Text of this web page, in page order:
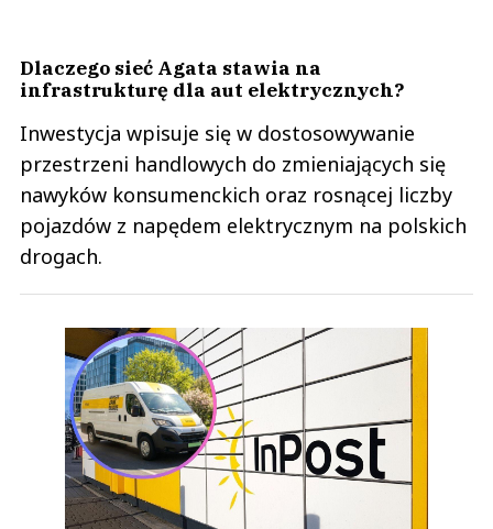
Dlaczego sieć Agata stawia na
infrastrukturę dla aut elektrycznych?
Inwestycja wpisuje się w dostosowywanie
przestrzeni handlowych do zmieniających się
nawyków konsumenckich oraz rosnącej liczby
pojazdów z napędem elektrycznym na polskich
drogach.